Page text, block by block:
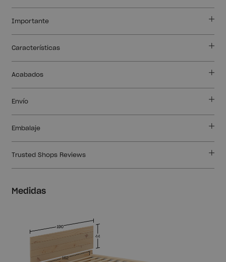
Medidas
Importante
Características
Acabados
Envío
Embalaje
Trusted Shops Reviews